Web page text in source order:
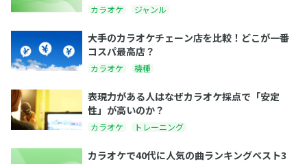
カラオケ ジャンル
大手のカラオケチェーン店を比較！どこが一番
コスパ最高店？
カラオケ 機種
表現力がある人はなぜカラオケ採点で「安定
性」が高いのか？
カラオケ トレーニング
カラオケで40代に人気の曲ランキングベスト3